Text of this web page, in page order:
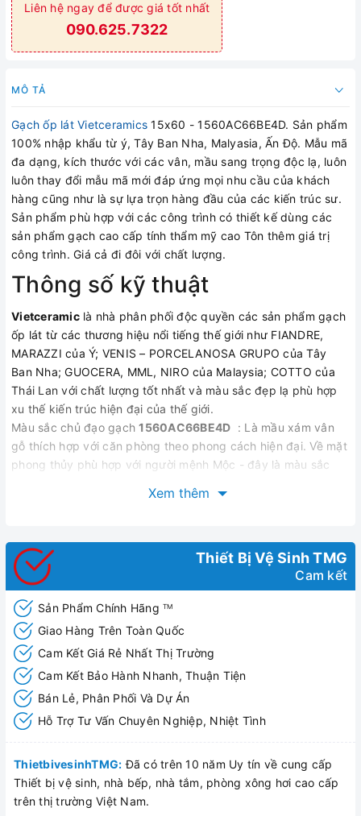
Liên hệ ngay để được giá tốt nhất
090.625.7322
MÔ TẢ
Gạch ốp lát Vietceramics 15x60 - 1560AC66BE4D. Sản phẩm
100% nhập khẩu từ ý, Tây Ban Nha, Malyasia, Ấn Độ. Mẫu mã
đa dạng, kích thước với các vân, mầu sang trọng độc lạ, luôn
luôn thay đổi mẫu mã mới đáp ứng mọi nhu cầu của khách
hàng cũng như là sự lựa trọn hàng đầu của các kiến trúc sư.
Sản phẩm phù hợp với các công trình có thiết kế dùng các
sản phẩm gạch cao cấp tính thẩm mỹ cao Tôn thêm giá trị
công trình. Giá cả đi đôi với chất lượng.
Thông số kỹ thuật
Vietceramiclà nhà phân phối độc quyền các sản phẩm gạch
ốp lát từ các thương hiệu nổi tiếng thế giới như FIANDRE,
MARAZZI của Ý; VENIS – PORCELANOSA GRUPO của Tây
Ban Nha; GUOCERA, MML, NIRO của Malaysia; COTTO của
Thái Lan với chất lượng tốt nhất và màu sắc đẹp lạ phù hợp
xu thế kiến trúc hiện đại của thế giới.
Màu sắc chủ đạo gạch1560AC66BE4D : Là mầu xám vân
gỗ thích hợp với căn phòng theo phong cách hiện đại. Về mặt
phong thủy phù hợp với người mệnh Mộc - đây là màu sắc
Loại gạch:
là một dạng đá nhân tạo đồng
chất, từ đáy đến bề mặt cùng một chất liệu.Cốt liệu
và 30% đất sét cùng một số phụ gia khác.Gạch Granite
được sản xuất theo quy trình: phối liệu được nghiền
mịn, pha màu, sấy thành bột, tạo hình trên máy ép, sau
đó sấy khô và đem nung ở nhiệt độ khoảng 1200-1220
Oc.
Nhờ bột màu trộn trong cốt liệu nên gạch không bị bay
màu.
hơn 0,05%). Do kết cấu nén chặt nên xương gạch
cứng, không có lỗ rỗng (mao mạch) và không bị rạn
nứt, ố mốc hay rêu bám theo thời gian.
Xem thêm
Thiết Bị Vệ Sinh TMG
Cam kết
Sản Phẩm Chính Hãng TM
Giao Hàng Trên Toàn Quốc
Cam Kết Giá Rẻ Nhất Thị Trường
Cam Kết Bảo Hành Nhanh, Thuận Tiện
Bán Lẻ, Phân Phối Và Dự Án
Hỗ Trợ Tư Vấn Chuyên Nghiệp, Nhiệt Tình
ThietbivesinhTMG: Đã có trên 10 năm Uy tín về cung cấp
Thiết bị vệ sinh, nhà bếp, nhà tắm, phòng xông hơi cao cấp
trên thị trường Việt Nam.